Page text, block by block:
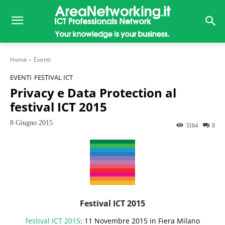
Home Eventi
EVENTI FESTIVAL ICT
Privacy e Data Protection al
festival ICT 2015
8 Giugno 2015 0
3164
Festival ICT 2015
festival ICT 2015: 11 Novembre 2015 in Fiera Milano